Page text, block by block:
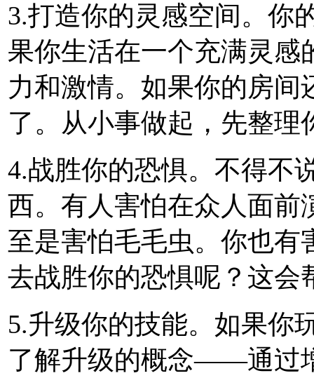
3.打造你的灵感空间。你
果你生活在一个充满灵感
力和激情。如果你的房
了。从小事做起，先整理
4.战胜你的恐惧。不得不
西。有人害怕在众人面前
至是害怕毛毛虫。你也有
去战胜你的恐惧呢？这会
5.升级你的技能。如果你
了解升级的概念——通过